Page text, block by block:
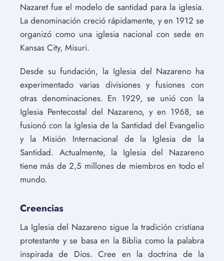
Nazaret fue el modelo de santidad para la iglesia.
La denominación creció rápidamente, y en 1912 se
organizó como una iglesia nacional con sede en
Kansas City, Misuri.
Desde su fundación, la Iglesia del Nazareno ha
experimentado varias divisiones y fusiones con
otras denominaciones. En 1929, se unió con la
Iglesia Pentecostal del Nazareno, y en 1968, se
fusionó con la Iglesia de la Santidad del Evangelio
y la Misión Internacional de la Iglesia de la
Santidad. Actualmente, la Iglesia del Nazareno
tiene más de 2,5 millones de miembros en todo el
mundo.
Creencias
La Iglesia del Nazareno sigue la tradición cristiana
protestante y se basa en la Biblia como la palabra
inspirada de Dios. Cree en la doctrina de la